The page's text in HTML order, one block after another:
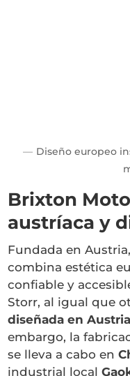
Diseño europeo
Brixton
austríaca y
Fundada en Austria,
combina estética
confiable y
Storr, al igual que
diseñada en
embargo, la
se lleva a cabo en
industrial local